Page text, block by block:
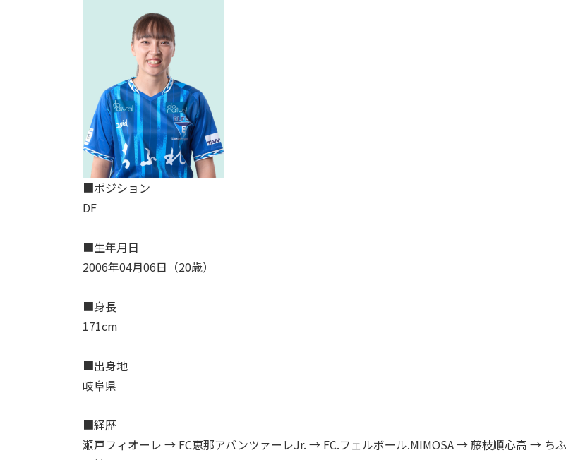
■ポジション
DF
■生年月日
2006年04月06日（20歳）
■身長
171cm
■出身地
岐阜県
■経歴
瀬戸フィオーレ → FC恵那アバンツァーレJr. → FC.フェルボール.MIMOSA → 藤枝順心高 → ち